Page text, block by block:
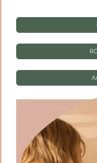
Kinderdagverblijf
Tarieven
Informatie
CONTACT
RONDLEIDING